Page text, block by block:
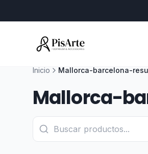
Inicio Mallorca-barcelona-
Mallorca-